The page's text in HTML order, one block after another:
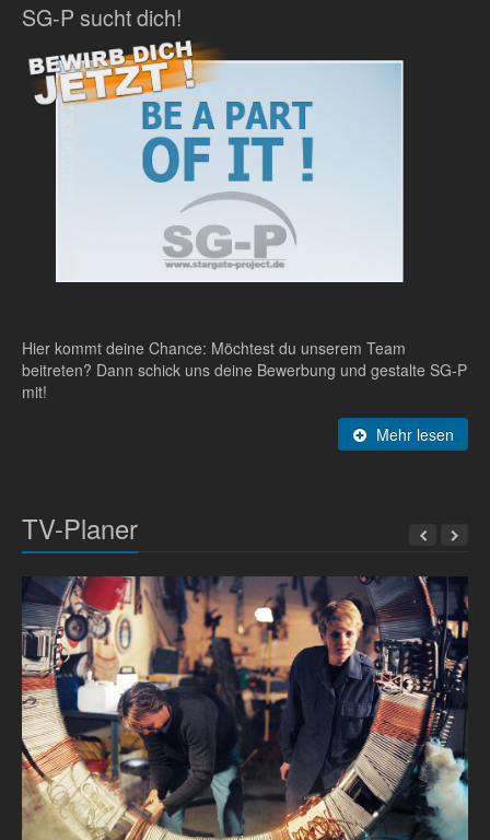
SG-P sucht dich!
Hier kommt deine Chance: Möchtest du unserem Team
beitreten? Dann schick uns deine Bewerbung und gestalte SG-P
mit!
Mehr lesen
TV-Planer